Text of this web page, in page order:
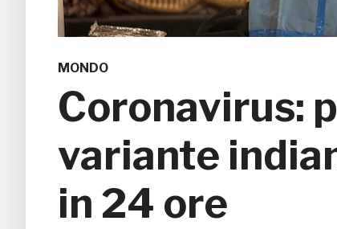
MONDO
Coronavirus:
variante
in 24 ore